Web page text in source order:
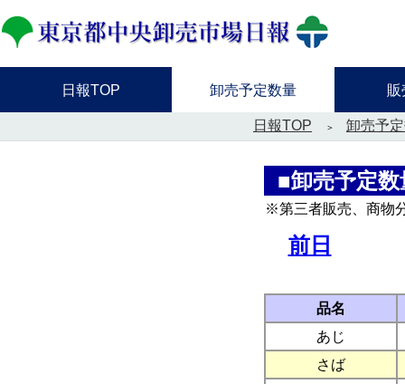
日報TOP 卸売予定数量 販
日報TOP 卸売予
■卸売予定
※第三者販売、商物
前日
品名
あじ
さば